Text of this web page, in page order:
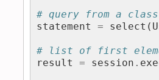
# query from a class
statement
= select (
# list of first
result
= session .